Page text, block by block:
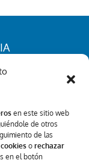
en este sitio web
de otros
de las
o rechazar
en el botón